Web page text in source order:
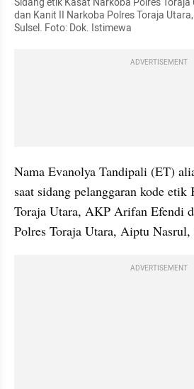
dan Kanit II Narkoba Polres Toraja
Sulsel. Foto: Dok. Istimewa
ADVERTISEMENT
Nama Evanolya Tandipali (ET)
saat sidang pelanggaran kode etik
Toraja Utara, AKP Arifan Efendi
Polres Toraja Utara, Aiptu
ADVERTISEMENT